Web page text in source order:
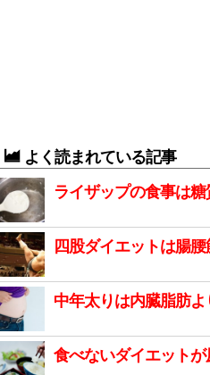
よく読まれている記事
ライザップの食事は
四股ダイエットは腸
中年太りは内臓脂肪
食べないダイエット